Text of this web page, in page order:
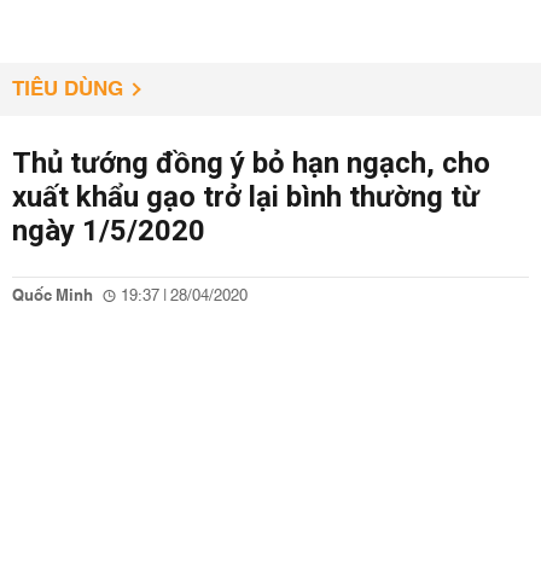
TIÊU DÙNG
Thủ tướng đồng ý bỏ hạn ngạch, cho
xuất khẩu gạo trở lại bình thường từ
ngày 1/5/2020
Quốc Minh 19:37 | 28/04/2020